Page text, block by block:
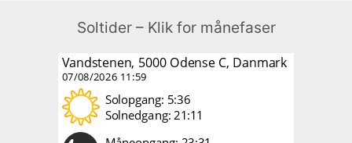
Soltider – Klik for månefaser